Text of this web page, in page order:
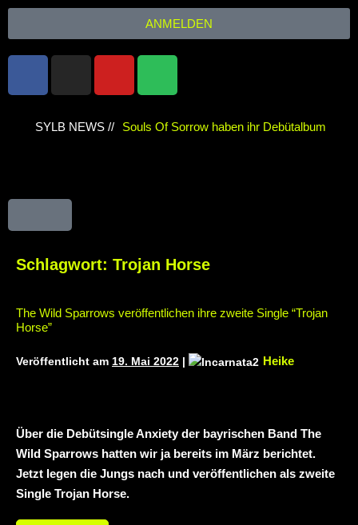
SYLB NEWS // Souls Of Sorrow haben ihr Debütalbum
22.11.2025 im Parkhaus Meiderich,
Duisburg (Vorbericht)
24.10.2025 im ROTTSTR5-THEATER,
Bochum
ANMELDEN
Schlagwort: Trojan Horse
The Wild Sparrows veröffentlichen ihre zweite Single “Trojan
Horse”
Veröffentlicht am 19. Mai 2022 | Heike
Über die Debütsingle Anxiety der bayrischen Band The
Wild Sparrows hatten wir ja bereits im März berichtet.
Jetzt legen die Jungs nach und veröffentlichen als zweite
Single Trojan Horse.